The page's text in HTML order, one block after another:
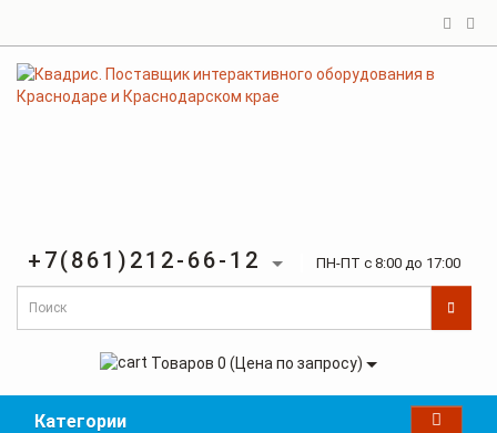
+7(861)212-66-12 ПН-ПТ с 8:00 до 17:00
Товаров 0 (Цена по запросу)
Категории